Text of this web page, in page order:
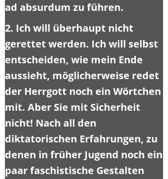
ad absurdum zu führen.
2. Ich will überhaupt nicht
gerettet werden. Ich will selbst
entscheiden, wie mein Ende
aussieht, möglicherweise redet
der Herrgott noch ein Wörtchen
mit. Aber Sie mit Sicherheit
nicht! Nach all den
diktatorischen Erfahrungen, zu
denen in früher Jugend noch ein
paar faschistische Gestalten